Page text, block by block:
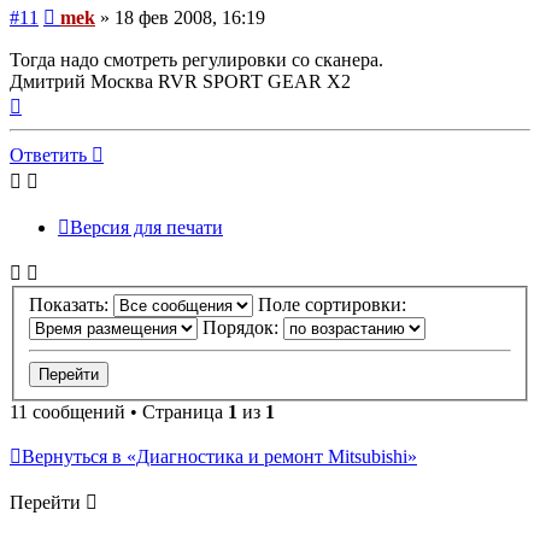
#11 Сообщение
mek » 18 фев 2008, 16:19
Тогда надо смотреть регулировки со сканера.
Дмитрий Москва RVR SPORT GEAR X2
началу
Ответить
Версия для печати
Показать:
Поле сортировки:
Порядок:
11 сообщений • Страница 1 из 1
Вернуться в «Диагностика и ремонт Mitsubishi»
Перейти